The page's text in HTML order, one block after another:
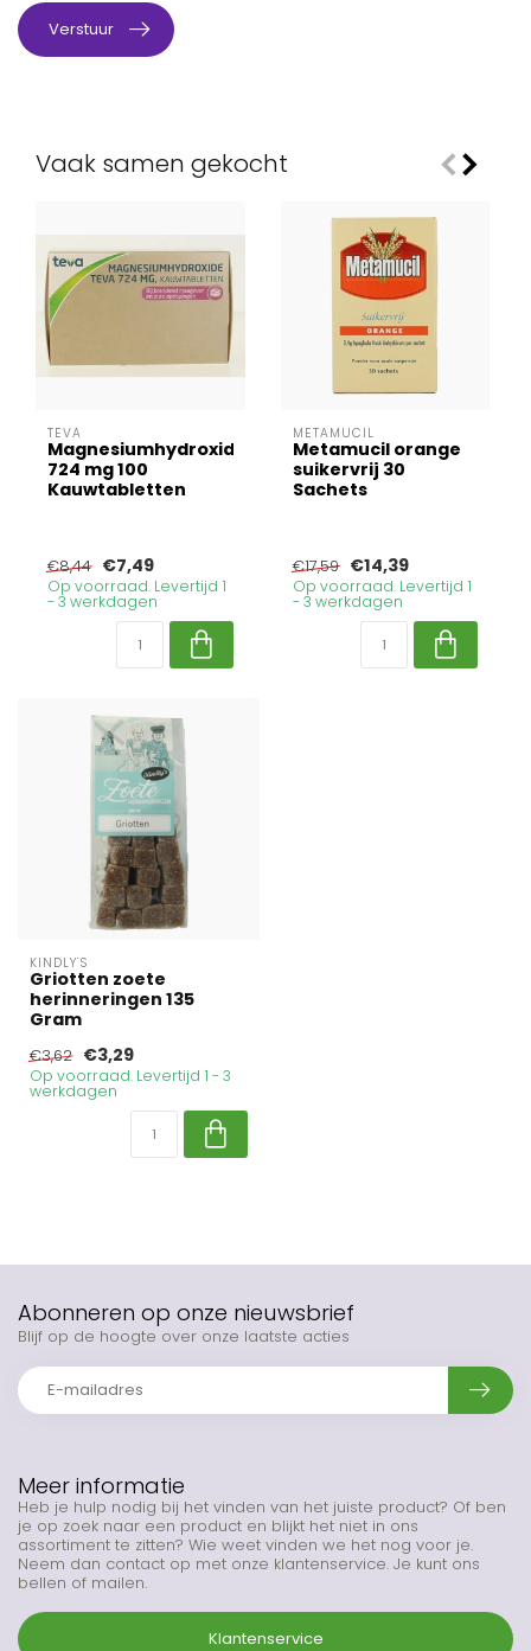
Verstuur
Vaak samen gekocht
TEVA
Magnesiumhydroxide
724 mg 100
Kauwtabletten
€8,44 €7,49
Op voorraad. Levertijd 1
- 3 werkdagen
METAMUCIL
Metamucil orange
suikervrij 30
Sachets
€17,59 €14,39
Op voorraad. Levertijd 1
- 3 werkdagen
KINDLY'S
Griotten zoete
herinneringen 135
Gram
€3,62 €3,29
Op voorraad. Levertijd 1 - 3
werkdagen
Meer informatie
Heb je hulp nodig bij het vinden van het juiste product? Of ben
je op zoek naar een product en blijkt het niet in ons
assortiment te zitten? Wie weet vinden we het nog voor je.
Neem dan contact op met onze klantenservice. Je kunt ons
bellen of mailen.
Klantenservice
Abonneren op onze nieuwsbrief
Blijf op de hoogte over onze laatste acties